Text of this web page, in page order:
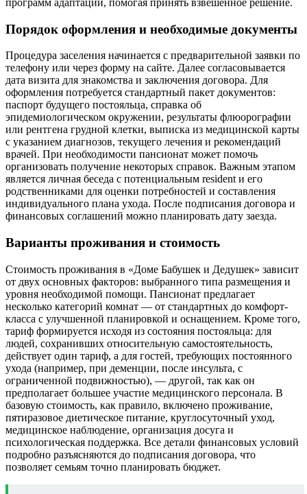
программ адаптации, помогая принять взвешенное решение.
Порядок оформления и необходимые документы
Процедура заселения начинается с предварительной заявки по
телефону или через форму на сайте. Далее согласовывается
дата визита для знакомства и заключения договора. Для
оформления потребуется стандартный пакет документов:
паспорт будущего постояльца, справка об
эпидемиологическом окружении, результаты флюорографии
или рентгена грудной клетки, выписка из медицинской карты
с указанием диагнозов, текущего лечения и рекомендаций
врачей. При необходимости пансионат может помочь
организовать получение некоторых справок. Важным этапом
является личная беседа с потенциальным resident и его
родственниками для оценки потребностей и составления
индивидуального плана ухода. После подписания договора и
финансовых соглашений можно планировать дату заезда.
Варианты проживания и стоимость
Стоимость проживания в «Доме Бабушек и Дедушек» зависит
от двух основных факторов: выбранного типа размещения и
уровня необходимой помощи. Пансионат предлагает
несколько категорий комнат — от стандартных до комфорт-
класса с улучшенной планировкой и оснащением. Кроме того,
тариф формируется исходя из состояния постояльца: для
людей, сохранивших относительную самостоятельность,
действует один тариф, а для гостей, требующих постоянного
ухода (например, при деменции, после инсульта, с
ограниченной подвижностью), — другой, так как он
предполагает большее участие медицинского персонала. В
базовую стоимость, как правило, включено проживание,
пятиразовое диетическое питание, круглосуточный уход,
медицинское наблюдение, организация досуга и
психологическая поддержка. Все детали финансовых условий
подробно разъясняются до подписания договора, что
позволяет семьям точно планировать бюджет.